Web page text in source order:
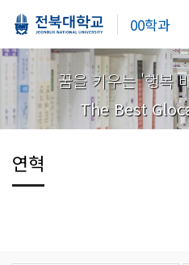
00학과
꿈을 키우는 '행복
The Best
연혁